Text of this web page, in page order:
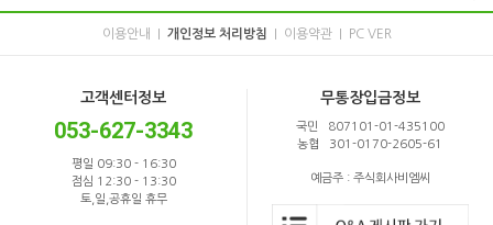
이용안내 개인정보 처리방침 이용약관 PC VER
고객센터정보
053-627-3343
평일 09:30 - 16:30
점심 12:30 - 13:30
토,일,공휴일 휴무
무통장입금정보
국민 807101-01-435100
농협 301-0170-2605-61
예금주 : 주식회사비엠씨